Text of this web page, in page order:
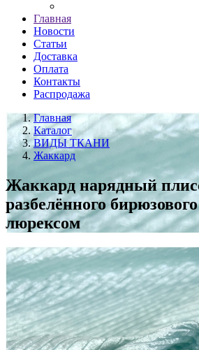
Главная
Новости
Статьи
Доставка
Оплата
Контакты
Распродажа
Главная
Каталог
ВИДЫ ТКАНИ
Жаккард
Жаккард нарядный
разбелённого
люрексом